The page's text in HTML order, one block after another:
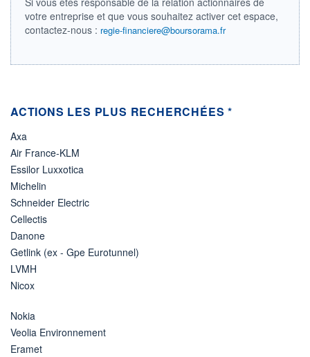
votre entreprise et que vous souhaitez activer cet espace,
contactez-nous : regie-financiere@boursorama.fr
ACTIONS LES PLUS RECHERCHÉES *
Axa
Air France-KLM
Essilor Luxxotica
Michelin
Schneider Electric
Cellectis
Danone
Getlink (ex - Gpe Eurotunnel)
LVMH
Nicox
Nokia
Veolia Environnement
Eramet